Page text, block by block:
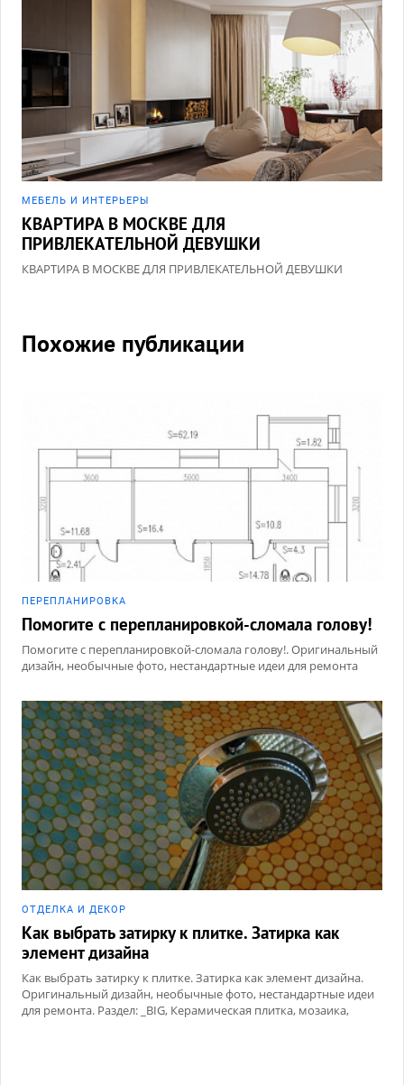
МЕБЕЛЬ И ИНТЕРЬЕРЫ
КВАРТИРА В МОСКВЕ ДЛЯ
ПРИВЛЕКАТЕЛЬНОЙ ДЕВУШКИ
КВАРТИРА В МОСКВЕ ДЛЯ ПРИВЛЕКАТЕЛЬНОЙ ДЕВУШКИ
Похожие публикации
ПЕРЕПЛАНИРОВКА
Помогите с перепланировкой-сломала голову!
Помогите с перепланировкой-сломала голову!. Оригинальный
дизайн, необычные фото, нестандартные идеи для ремонта
ОТДЕЛКА И ДЕКОР
Как выбрать затирку к плитке. Затирка как
элемент дизайна
Как выбрать затирку к плитке. Затирка как элемент дизайна.
Оригинальный дизайн, необычные фото, нестандартные идеи
для ремонта. Раздел: _BIG, Керамическая плитка, мозаика,